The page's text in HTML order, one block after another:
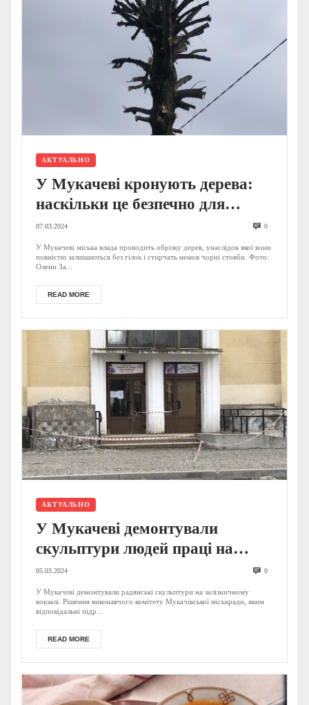
АКТУАЛЬНО
У Мукачеві кронують дерева:
наскільки це безпечно для
рослин. ФОТО
07.03.2024 0
У Мукачеві міська влада проводить обрізку дерев, унаслідок якої вони
повністю залишаються без гілок і стирчать немов чорні стовби. Фото:
Олени За...
READ MORE
АКТУАЛЬНО
У Мукачеві демонтували
скульптури людей праці на
вокзалі: що буде замість них.
ФОТО
05.03.2024 0
У Мукачеві демонтували радянські скульптури на залізничному
вокзалі. Рішення виконавчого комітету Мукачівської міськради, яким
відповідальні підр...
READ MORE